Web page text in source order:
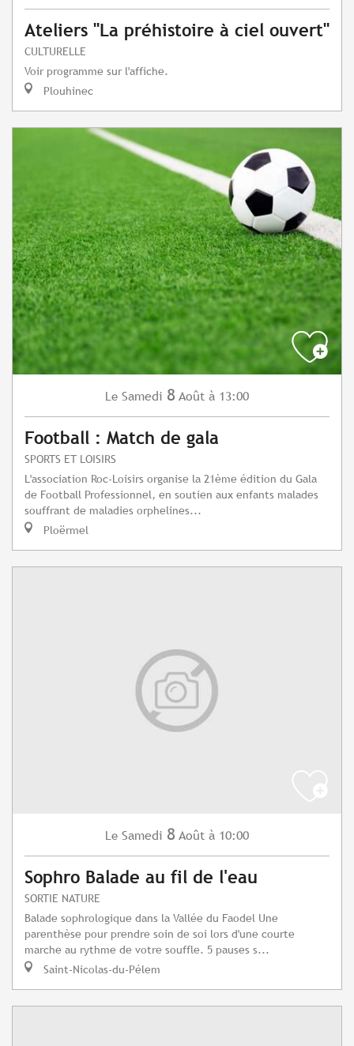
Ateliers "La préhistoire à ciel ouvert"
CULTURELLE
Voir programme sur l'affiche.
Plouhinec
Le Samedi 8 Août à 13:00
Football : Match de gala
SPORTS ET LOISIRS
L'association Roc-Loisirs organise la 21ème édition du Gala
de Football Professionnel, en soutien aux enfants malades
souffrant de maladies orphelines...
Ploërmel
Le Samedi 8 Août à 10:00
Sophro Balade au fil de l'eau
SORTIE NATURE
Balade sophrologique dans la Vallée du Faodel Une
parenthèse pour prendre soin de soi lors d'une courte
marche au rythme de votre souffle. 5 pauses s...
Saint-Nicolas-du-Pélem